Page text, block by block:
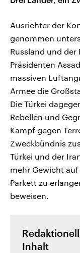
Ausrichter der
genommen
Russland und
Präsidenten
massiven
Armee die
Die Türkei
Rebellen und
Kampf gegen
Zweckbündnis
Türkei und der
mehr Gewicht
Parkett zu
beweisen.
Inhalt